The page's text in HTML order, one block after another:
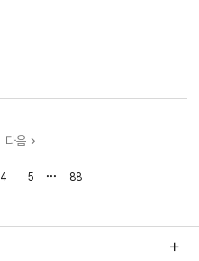
4 5
마지막으로
88
다음